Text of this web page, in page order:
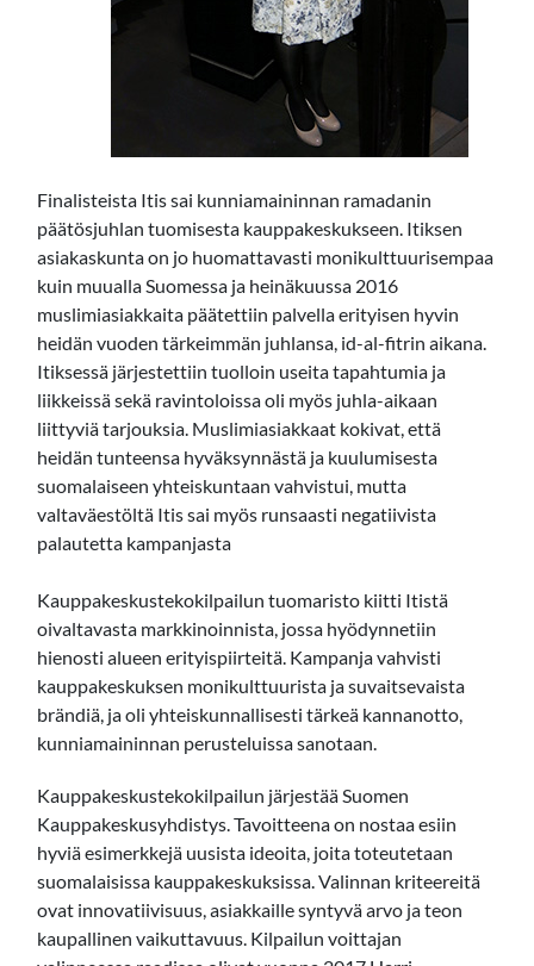
Finalisteista Itis sai kunniamaininnan ramadanin
päätösjuhlan tuomisesta kauppakeskukseen. Itiksen
asiakaskunta on jo huomattavasti monikulttuurisempaa
kuin muualla Suomessa ja heinäkuussa 2016
muslimiasiakkaita päätettiin palvella erityisen hyvin
heidän vuoden tärkeimmän juhlansa, id-al-fitrin aikana.
Itiksessä järjestettiin tuolloin useita tapahtumia ja
liikkeissä sekä ravintoloissa oli myös juhla-aikaan
liittyviä tarjouksia. Muslimiasiakkaat kokivat, että
heidän tunteensa hyväksynnästä ja kuulumisesta
suomalaiseen yhteiskuntaan vahvistui, mutta
valtaväestöltä Itis sai myös runsaasti negatiivista
palautetta kampanjasta
Kauppakeskustekokilpailun tuomaristo kiitti Itistä
oivaltavasta markkinoinnista, jossa hyödynnetiin
hienosti alueen erityispiirteitä. Kampanja vahvisti
kauppakeskuksen monikulttuurista ja suvaitsevaista
brändiä, ja oli yhteiskunnallisesti tärkeä kannanotto,
kunniamaininnan perusteluissa sanotaan.
Kauppakeskustekokilpailun järjestää Suomen
Kauppakeskusyhdistys. Tavoitteena on nostaa esiin
hyviä esimerkkejä uusista ideoita, joita toteutetaan
suomalaisissa kauppakeskuksissa. Valinnan kriteereitä
ovat innovatiivisuus, asiakkaille syntyvä arvo ja teon
kaupallinen vaikuttavuus. Kilpailun voittajan